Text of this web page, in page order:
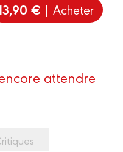
€ | Acheter
attendre